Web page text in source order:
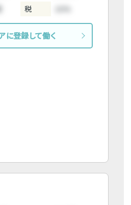
税
に登録して働く